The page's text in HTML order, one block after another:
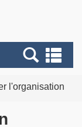
et
l'organisation